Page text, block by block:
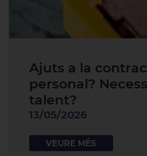
Ajuts a la
personal?
talent?
13/05/2026
VEURE MÉS